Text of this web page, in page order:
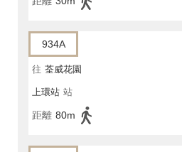
934A
往 荃威花園
上環站 站
距離 80m